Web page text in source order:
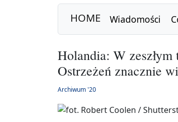
HOME Wiadomości
Holandia: W
Ostrzeżeń znacznie
Archiwum '20